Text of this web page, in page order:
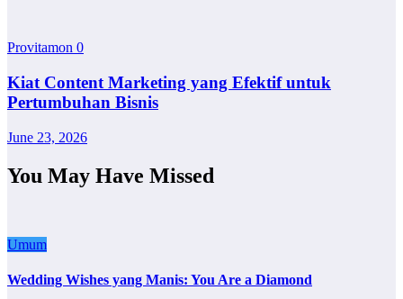
Provitamon 0
Kiat Content Marketing yang Efektif untuk
Pertumbuhan Bisnis
June 23, 2026
You May Have Missed
Umum
Wedding Wishes yang Manis: You Are a Diamond